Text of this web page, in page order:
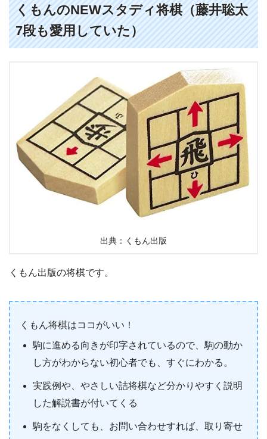
くもんのNEWスタディ将棋（藤井聡太
7段も愛用していた）
出典：くもん出版
くもん出版の将棋です。
くもん将棋はココがいい！
駒に進める向きが印字されているので、駒の動か
し方がわからない初心者でも、すぐにわかる。
実践例や、やさしい詰将棋など分かりやすく説明
した解説書が付いてくる
駒をなくしても、お問い合わせすれば、取り寄せ